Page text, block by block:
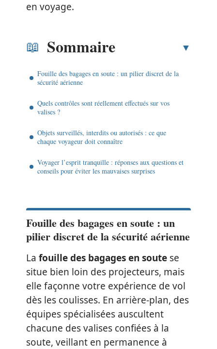
en voyage.
Sommaire
Fouille des bagages en soute : un pilier discret de la
sécurité aérienne
Quels contrôles sont réellement effectués sur vos
valises ?
Objets surveillés, interdits ou autorisés : ce que
chaque voyageur doit connaître
Voyager l’esprit tranquille : réponses aux questions et
conseils pour éviter les mauvaises surprises
Fouille des bagages en soute : un
pilier discret de la sécurité aérienne
La fouille des bagages en soute se
situe bien loin des projecteurs, mais
elle façonne votre expérience de vol
dès les coulisses. En arrière-plan, des
équipes spécialisées auscultent
chacune des valises confiées à la
soute, veillant en permanence à